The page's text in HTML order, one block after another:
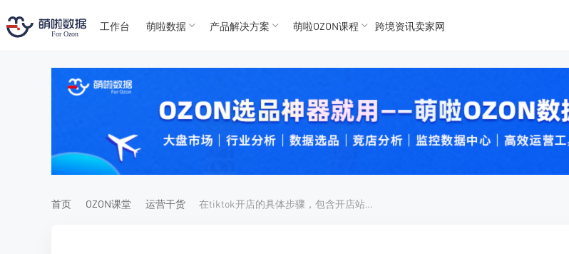
For Ozon
For OZon
TK数据
TK数据
工作台 萌啦数据 产品解决方案 萌啦OZON课程 跨境资讯卖家网
首页 OZON课堂 运营干货 在tiktok开店的具体步骤，包含开店站点选择